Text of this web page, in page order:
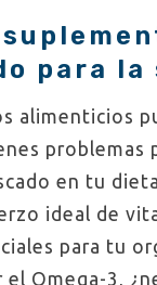
para la
alimenticios
problemas
en tu
ideal de
para tu
Omega-3,